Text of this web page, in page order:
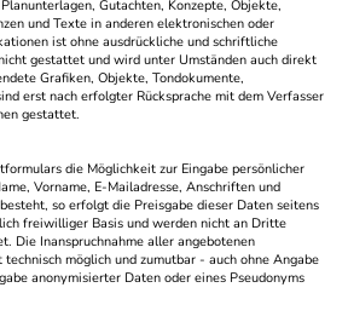
Gutachten, Konzepte, Objekte,
und Texte in anderen elektronischen oder
ist ohne ausdrückliche und schriftliche
gestattet und wird unter Umständen auch direkt
Grafiken, Objekte, Tondokumente,
erst nach erfolgter Rücksprache mit dem Verfasser
gestattet.
die Möglichkeit zur Eingabe persönlicher
Vorname, E-Mailadresse, Anschriften und
so erfolgt die Preisgabe dieser Daten seitens
freiwilliger Basis und werden nicht an Dritte
Die Inanspruchnahme aller angebotenen
möglich und zumutbar - auch ohne Angabe
anonymisierter Daten oder eines Pseudonyms